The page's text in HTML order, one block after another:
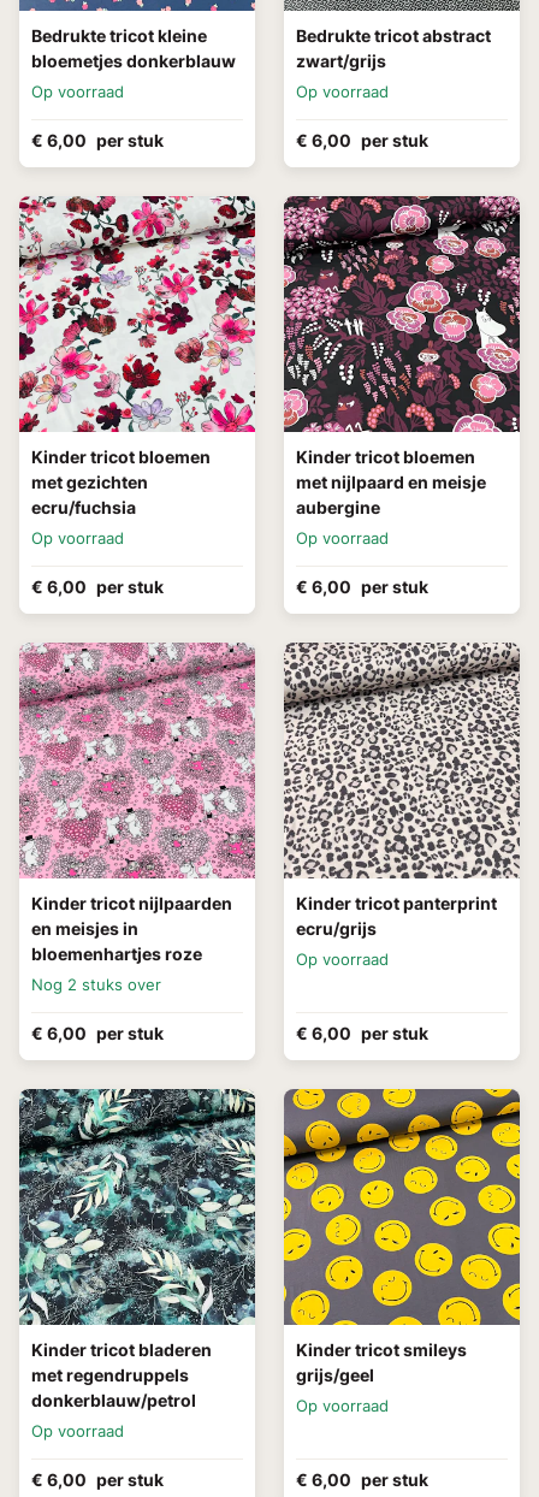
Bedrukte tricot kleine
bloemetjes donkerblauw
Op voorraad
€ 6,00 per stuk
Bedrukte tricot abstract
zwart/grijs
Op voorraad
€ 6,00 per stuk
Kinder tricot bloemen
met gezichten
ecru/fuchsia
Op voorraad
€ 6,00 per stuk
Kinder tricot bloemen
met nijlpaard en meisje
aubergine
Op voorraad
€ 6,00 per stuk
Kinder tricot nijlpaarden
en meisjes in
bloemenhartjes roze
Nog 2 stuks over
€ 6,00 per stuk
Kinder tricot panterprint
ecru/grijs
Op voorraad
€ 6,00 per stuk
Kinder tricot bladeren
met regendruppels
donkerblauw/petrol
Op voorraad
€ 6,00 per stuk
Kinder tricot smileys
grijs/geel
Op voorraad
€ 6,00 per stuk